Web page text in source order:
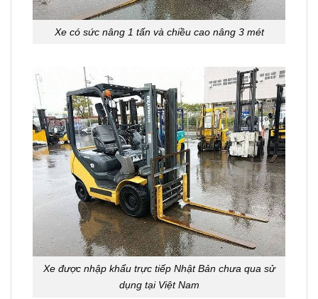
Xe có sức nâng 1 tấn và chiều cao nâng 3 mét
Xe được nhập khẩu trực tiếp Nhật Bản chưa qua sử
dụng tại Việt Nam